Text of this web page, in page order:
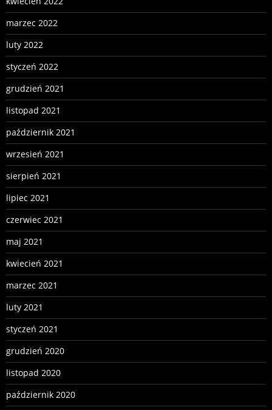
marzec 2022
luty 2022
styczeń 2022
grudzień 2021
listopad 2021
październik 2021
wrzesień 2021
sierpień 2021
lipiec 2021
czerwiec 2021
maj 2021
kwiecień 2021
marzec 2021
luty 2021
styczeń 2021
grudzień 2020
listopad 2020
październik 2020